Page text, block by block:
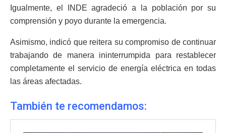
Igualmente, el INDE agradeció a la población por su
comprensión y poyo durante la emergencia.
Asimismo, indicó que reitera su compromiso de continuar
trabajando de manera ininterrumpida para restablecer
completamente el servicio de energía eléctrica en todas
las áreas afectadas.
También te recomendamos: